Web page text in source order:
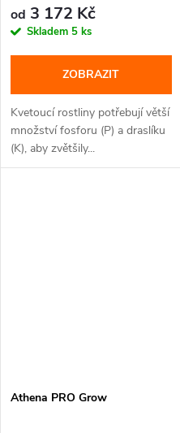
od 3 172 Kč
Skladem 5 ks
ZOBRAZIT
Kvetoucí rostliny potřebují větší
množství fosforu (P) a draslíku
(K), aby zvětšily...
Athena PRO Grow